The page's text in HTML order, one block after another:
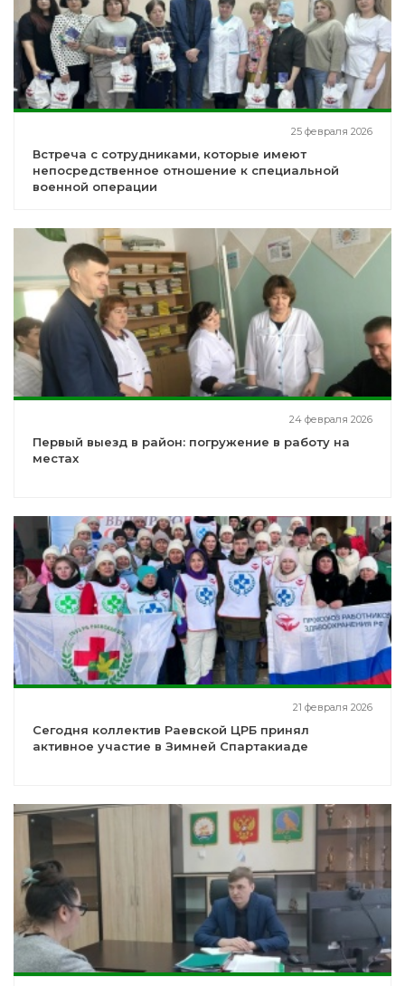
25 февраля 2026
Встреча с сотрудниками, которые имеют
непосредственное отношение к специальной
военной операции
24 февраля 2026
Первый выезд в район: погружение в работу на
местах
21 февраля 2026
Сегодня коллектив Раевской ЦРБ принял
активное участие в Зимней Спартакиаде